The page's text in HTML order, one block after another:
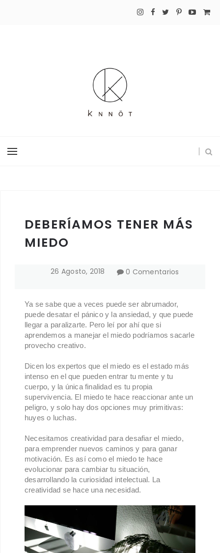
DEBERÍAMOS TENER MÁS
MIEDO
26 Agosto, 2018 0 Comentarios
Ya se sabe que a veces puede ser abrumador,
puede desatar el pánico y la ansiedad, y que puede
llegar a paralizarte. Pero leí por ahí que si
aprendemos a manejar el miedo podríamos sacarle
provecho creativo.
Dicen los expertos que el miedo es el estado más
intenso en el que pueden entrar tu mente y tu
cuerpo, y la única finalidad es tu propia
supervivencia. El miedo te hace reaccionar ante un
peligro, y solo hay dos opciones muy primitivas:
huyes o luchas.
Necesitamos creatividad para desafiar el miedo,
para emprender nuevos caminos y para ganar
motivación. Es así como el miedo te hace
evolucionar para cambiar tu situación,
desarrollando la curiosidad intelectual. La
creatividad se hace una necesidad.